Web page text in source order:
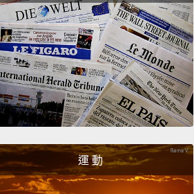
好喝!謝謝你們來!
Thumbs up!
比個讚!
Bindle Coffee
Bindle 咖啡館
運 動